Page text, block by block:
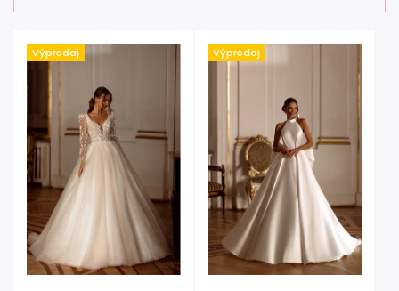
Najdrahšie
Abecedne
Výpredaj Výpredaj